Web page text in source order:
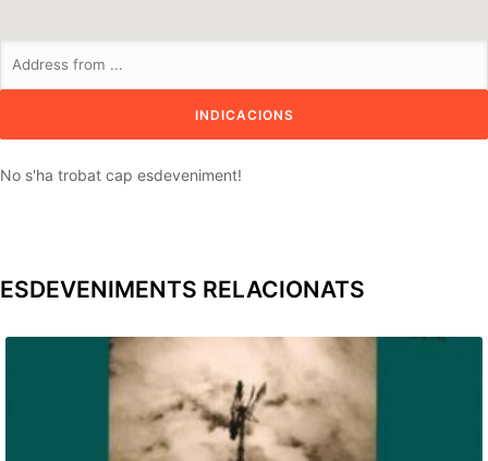
No s'ha trobat cap esdeveniment!
ESDEVENIMENTS RELACIONATS